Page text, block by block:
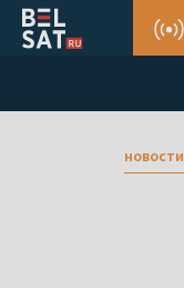
новости